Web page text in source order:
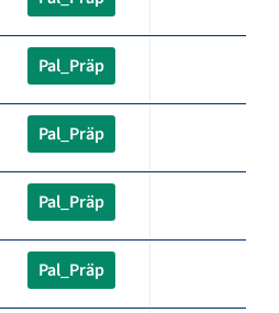
Pal_Präp
Pal_Präp
Pal_Präp
Pal_Präp